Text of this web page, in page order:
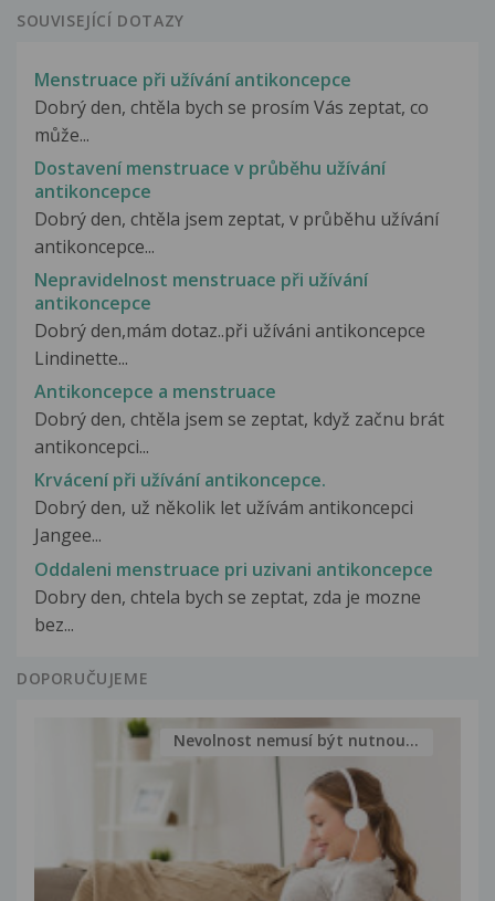
SOUVISEJÍCÍ DOTAZY
Menstruace při užívání antikoncepce
Dobrý den, chtěla bych se prosím Vás zeptat, co
může...
Dostavení menstruace v průběhu užívání
antikoncepce
Dobrý den, chtěla jsem zeptat, v průběhu užívání
antikoncepce...
Nepravidelnost menstruace při užívání
antikoncepce
Dobrý den,mám dotaz..při užíváni antikoncepce
Lindinette...
Antikoncepce a menstruace
Dobrý den, chtěla jsem se zeptat, když začnu brát
antikoncepci...
Krvácení při užívání antikoncepce.
Dobrý den, už několik let užívám antikoncepci
Jangee...
Oddaleni menstruace pri uzivani antikoncepce
Dobry den, chtela bych se zeptat, zda je mozne
bez...
DOPORUČUJEME
Nevolnost nemusí být nutnou...